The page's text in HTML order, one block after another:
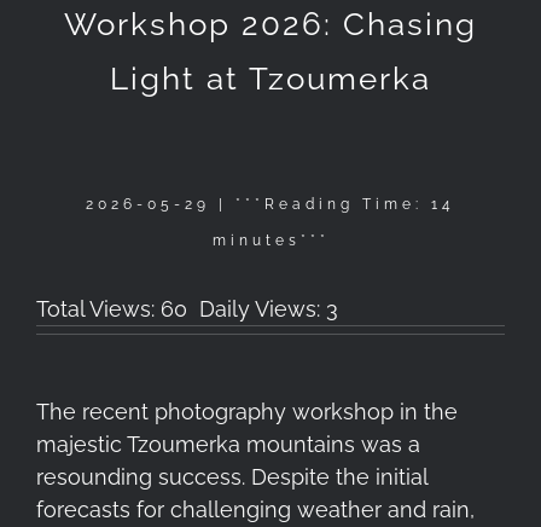
Workshop 2026: Chasing
Light at Tzoumerka
2026-05-29 | *** Reading Time: 14
minutes ***
Total Views: 60 Daily Views: 3
The recent photography workshop in the
majestic Tzoumerka mountains was a
resounding success. Despite the initial
forecasts for challenging weather and rain,